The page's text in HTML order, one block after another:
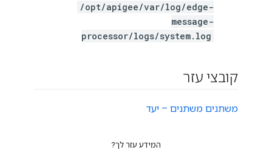
/opt/apigee/var/log/edge-
message-
processor/logs/system.log
קובצי עזר
משתנים משתנים – יעד
המידע עזר לך?